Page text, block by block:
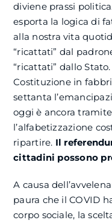
diviene prassi
esporta la logica di
alla nostra vita
“ricattati” dal
“ricattati” dallo
Costituzione in
settanta
oggi è ancora
l’alfabetizzazione
ripartire. Il
cittadini possono
A causa
paura che il COVID
corpo sociale, la